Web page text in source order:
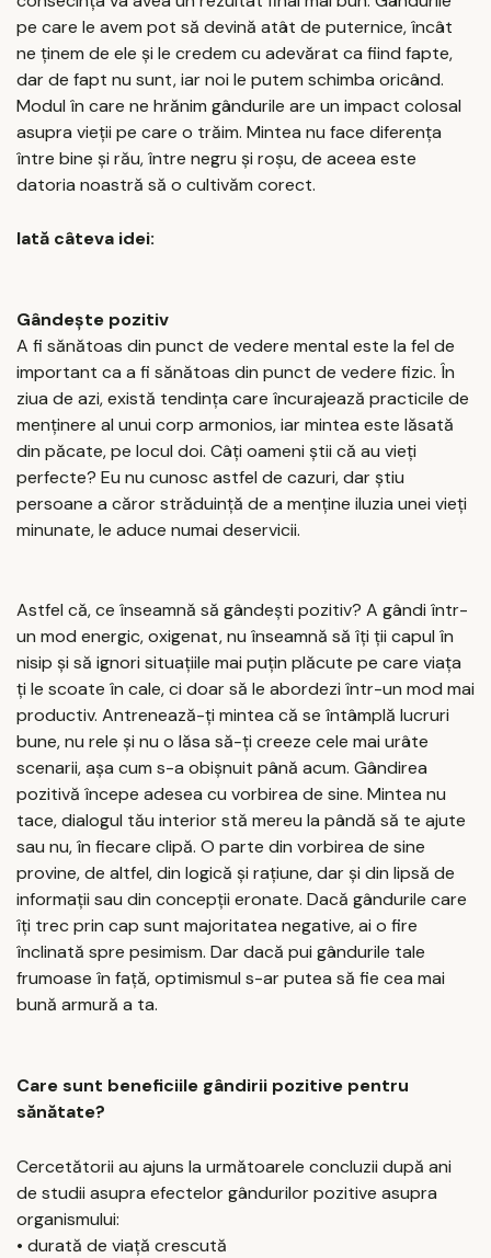
pe care le avem pot să devină atât de puternice, încât
ne ținem de ele și le credem cu adevărat ca fiind fapte,
dar de fapt nu sunt, iar noi le putem schimba oricând.
Modul în care ne hrănim gândurile are un impact colosal
asupra vieții pe care o trăim. Mintea nu face diferența
între bine și rău, între negru și roșu, de aceea este
datoria noastră să o cultivăm corect.
Iată câteva idei:
Gândește pozitiv
A fi sănătoas din punct de vedere mental este la fel de
important ca a fi sănătoas din punct de vedere fizic. În
ziua de azi, există tendința care încurajează practicile de
menținere al unui corp armonios, iar mintea este lăsată
din păcate, pe locul doi. Câți oameni știi că au vieți
perfecte? Eu nu cunosc astfel de cazuri, dar știu
persoane a căror străduință de a menține iluzia unei vieți
minunate, le aduce numai deservicii.
Astfel că, ce înseamnă să gândești pozitiv? A gândi într-
un mod energic, oxigenat, nu înseamnă să îți ții capul în
nisip și să ignori situațiile mai puțin plăcute pe care viața
ți le scoate în cale, ci doar să le abordezi într-un mod mai
productiv. Antrenează-ți mintea că se întâmplă lucruri
bune, nu rele și nu o lăsa să-ți creeze cele mai urâte
scenarii, așa cum s-a obișnuit până acum. Gândirea
pozitivă începe adesea cu vorbirea de sine. Mintea nu
tace, dialogul tău interior stă mereu la pândă să te ajute
sau nu, în fiecare clipă. O parte din vorbirea de sine
provine, de altfel, din logică și rațiune, dar și din lipsă de
informații sau din concepții eronate. Dacă gândurile care
îți trec prin cap sunt majoritatea negative, ai o fire
înclinată spre pesimism. Dar dacă pui gândurile tale
frumoase în față, optimismul s-ar putea să fie cea mai
bună armură a ta.
Care sunt beneficiile gândirii pozitive pentru
sănătate?
Cercetătorii au ajuns la următoarele concluzii după ani
de studii asupra efectelor gândurilor pozitive asupra
organismului:
• durată de viață crescută